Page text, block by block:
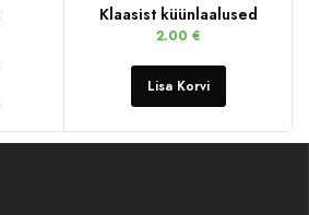
Klaasist küünlaalused
2.00 €
Lisa Korvi